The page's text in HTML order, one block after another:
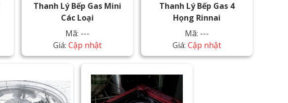
Thanh Lý Bếp Gas Mini
Các Loại
Mã: ---
Giá: Cập nhật
Thanh Lý Bếp Gas 4
Họng Rinnai
Mã: ---
Giá: Cập nhật